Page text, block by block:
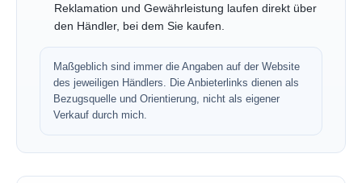
Reklamation und Gewährleistung laufen direkt über
den Händler, bei dem Sie kaufen.
Maßgeblich sind immer die Angaben auf der Website
des jeweiligen Händlers. Die Anbieterlinks dienen als
Bezugsquelle und Orientierung, nicht als eigener
Verkauf durch mich.